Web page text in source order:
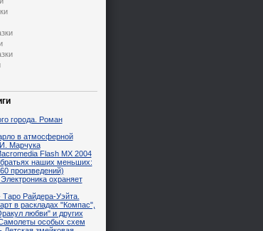
города. Роман
в атмосферной
Марчука
Flash MX 2004
наших меньших:
произведений)
охраняет
Райдера-Уэйта.
в раскладах "Компас",
любви" и других
особых схем